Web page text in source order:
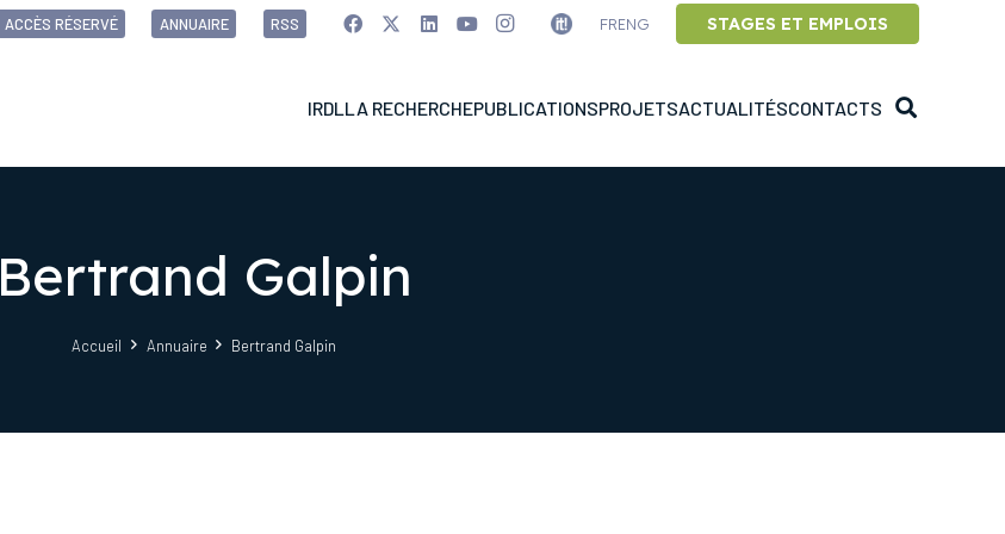
ACCÈS RÉSERVÉ ANNUAIRE RSS FRENG STAGES ET EMPLOIS
IRDL LA RECHERCHEPUBLICATIONSPROJETSACTUALITÉSCONTACTS
Bertrand Galpin
Accueil Annuaire Bertrand Galpin